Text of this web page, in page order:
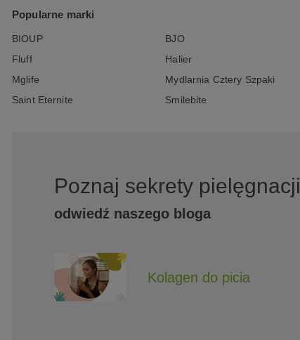
Popularne marki
BIOUP BJO
Fluff
Halier
Mglife
Mydlarnia Cztery Szpaki
Saint Eternite
Smilebite
Poznaj sekrety pielęgnacji
odwiedź naszego bloga
Kolagen do picia